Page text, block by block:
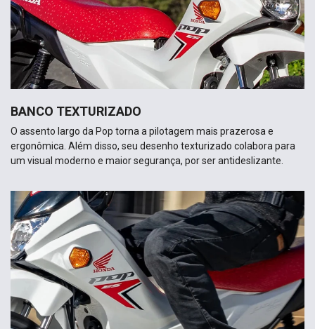
BANCO TEXTURIZADO
O assento largo da Pop torna a pilotagem mais prazerosa e
ergonômica. Além disso, seu desenho texturizado colabora para
um visual moderno e maior segurança, por ser antideslizante.